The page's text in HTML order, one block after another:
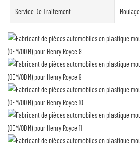
Service De Traitement Moulage